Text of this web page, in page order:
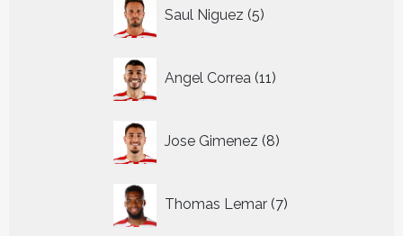
Saul Niguez 5
producten
Angel Correa 11
producten
Jose Gimenez 8
producten
Thomas Lemar 7
producten